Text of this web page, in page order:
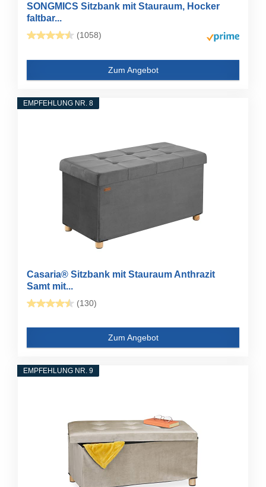
SONGMICS Sitzbank mit Stauraum, Hocker
faltbar...
(1058)
Zum Angebot
EMPFEHLUNG NR. 8
Casaria® Sitzbank mit Stauraum Anthrazit
Samt mit...
(130)
Zum Angebot
EMPFEHLUNG NR. 9